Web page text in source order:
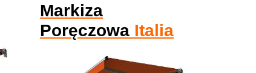
Markiza
Poręczowa Italia